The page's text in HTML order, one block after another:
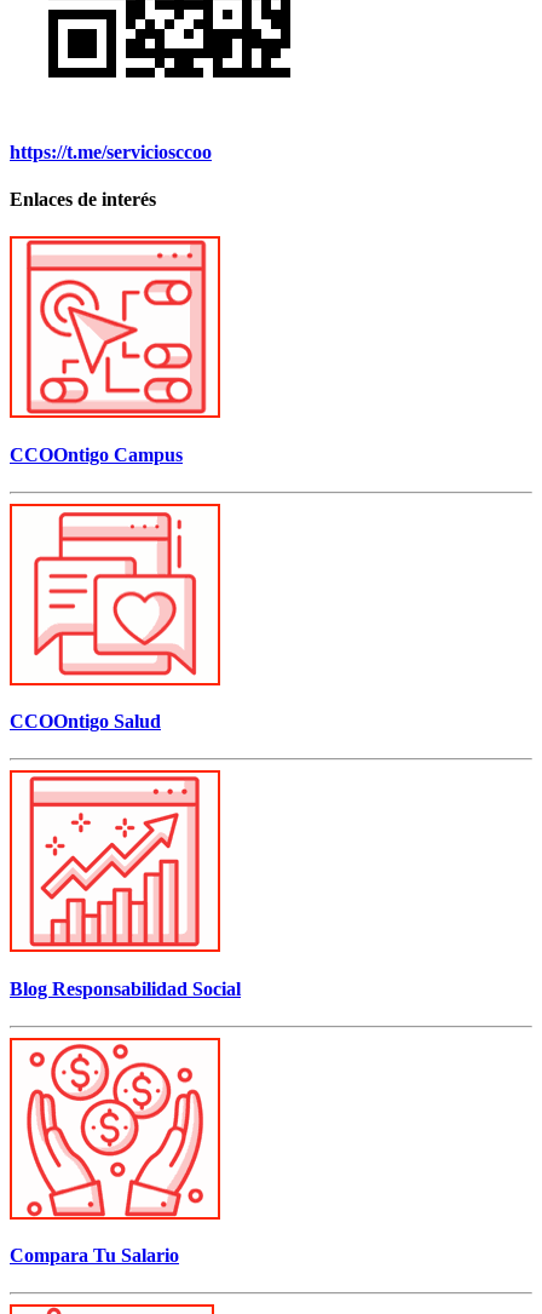
https://t.me/serviciosccoo
Enlaces de interés
CCOOntigo Campus
CCOOntigo Salud
Blog Responsabilidad Social
Compara Tu Salario